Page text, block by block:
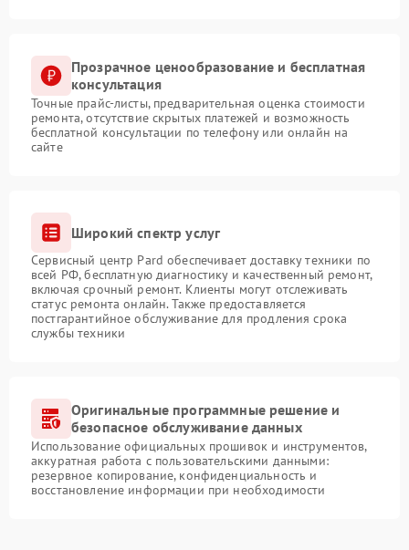
Прозрачное ценообразование и бесплатная
консультация
Точные прайс-листы, предварительная оценка стоимости
ремонта, отсутствие скрытых платежей и возможность
бесплатной консультации по телефону или онлайн на
сайте
Широкий спектр услуг
Сервисный центр Pard обеспечивает доставку техники по
всей РФ, бесплатную диагностику и качественный ремонт,
включая срочный ремонт. Клиенты могут отслеживать
статус ремонта онлайн. Также предоставляется
постгарантийное обслуживание для продления срока
службы техники
Оригинальные программные решение и
безопасное обслуживание данных
Использование официальных прошивок и инструментов,
аккуратная работа с пользовательскими данными:
резервное копирование, конфиденциальность и
восстановление информации при необходимости